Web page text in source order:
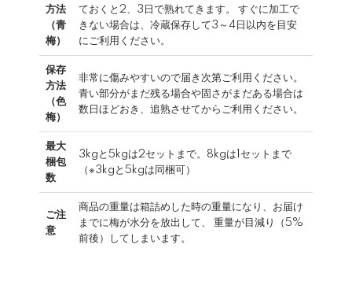
方法
（青
梅）
ておくと2、3日で熟れてきます。 すぐに加工で
きない場合は、冷蔵保存して3～4日以内を目安
にご利用ください。
保存
方法
（色
梅）
非常に傷みやすいので届き次第ご利用ください。
青い部分がまだ残る場合や固さがまだある場合は
数日ほどおき、追熟させてからご利用ください。
最大
梱包
数
3kgと5kgは2セットまで。8kgは1セットまで
（※3kgと5kgは同梱可）
ご注
意
商品の重量は箱詰めした時の重量になり、お届け
までに梅が水分を放出して、 重量が目減り（5%
前後）してしまいます。